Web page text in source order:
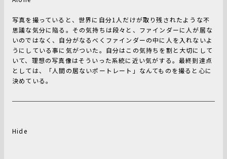
写真を撮っていると、世界に自分1人だけが取り残されたような不
思議な気分に陥る。その気持ちは段々と、ファインダーに人が居な
いのではなく、自分がなるべくファインダーの中に人を入れないよ
うにしている事に気がついた。自分はこの気持ちを割と大切にして
いて、理想の写真像はそういった系統に近い気がする。最終到達点
としては、「人間の居ないポートレート」なんてものを撮ると心に
決めている。
Hide